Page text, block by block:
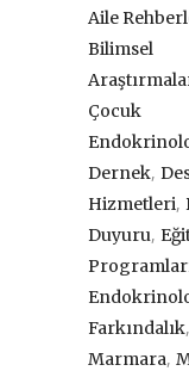
Aile
Bilimsel
Çocuk
Dernek,
Hizmetleri,
Duyuru,
Farkındalık,
Marmara,